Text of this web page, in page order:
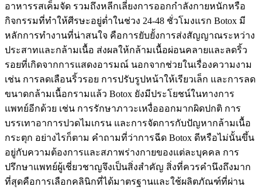
อาหารรสเค็มจัด รวมถึงหลีกเลี่ยงการออกกำลังกายหนักหรือ
กิจกรรมที่ทำให้ศีรษะอยู่ต่ำในช่วง 24-48 ชั่วโมงแรก Botox มี
หลักการทำงานที่น่าสนใจ คือการยับยั้งการส่งสัญญาณระหว่าง
ประสาทและกล้ามเนื้อ ส่งผลให้กล้ามเนื้อผ่อนคลายและลดริ้ว
รอยที่เกิดจากการแสดงอารมณ์ นอกจากช่วยในเรื่องความงาม
เช่น การลดเลือนริ้วรอย การปรับรูปหน้าให้เรียวเล็ก และการลด
ขนาดกล้ามเนื้อกรามแล้ว Botox ยังมีประโยชน์ในทางการ
แพทย์อีกด้วย เช่น การรักษาภาวะเหงื่อออกมากผิดปกติ การ
บรรเทาอาการปวดไมเกรน และการจัดการกับปัญหากล้ามเนื้อ
กระตุก อย่างไรก็ตาม คำถามที่ว่าการฉีด Botox ดีหรือไม่นั้นขึ้น
อยู่กับความต้องการและสภาพร่างกายของแต่ละบุคคล การ
ปรึกษาแพทย์ผู้เชี่ยวชาญจึงเป็นสิ่งสำคัญ สิ่งที่ควรคำนึงถึงมาก
ที่สุดคือการเลือกคลินิกที่ได้มาตรฐานและใช้ผลิตภัณฑ์ที่ผ่าน